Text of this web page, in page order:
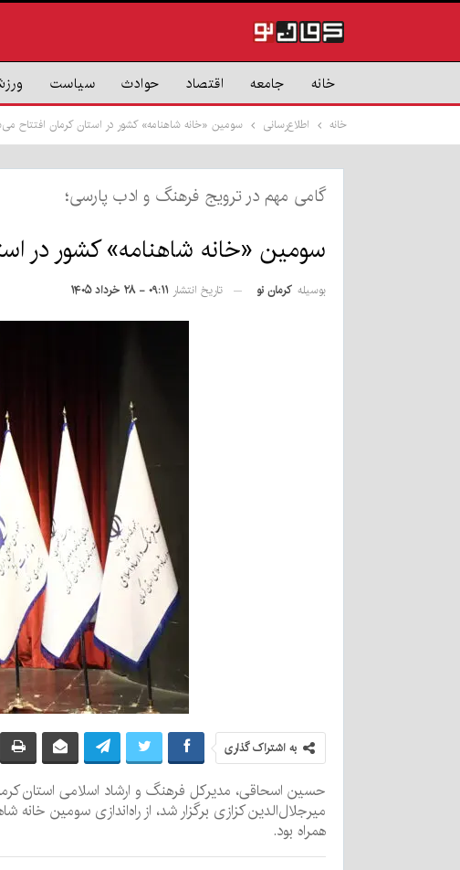
خانه جامعه اقتصاد حوادث سیاست
خانه اطلاع‌رسانی سومین «خانه شاهنامه» کشور در استان کرمان افتتاح
گامی مهم در ترویج فرهنگ و ادب پارسی؛
سومین «خانه شاهنامه» کشور در
بوسیله کرمان نو تاریخ انتشار ۰۹:۱۱ - ۲۸ خرداد ۱۴۰۵
به اشتراک گذاری
حسین اسحاقی، مدیرکل فرهنگ و ارشاد اسلامی استان
میرجلال‌الدین کزازی برگزار شد، از راه‌اندازی سومین
همراه بود.